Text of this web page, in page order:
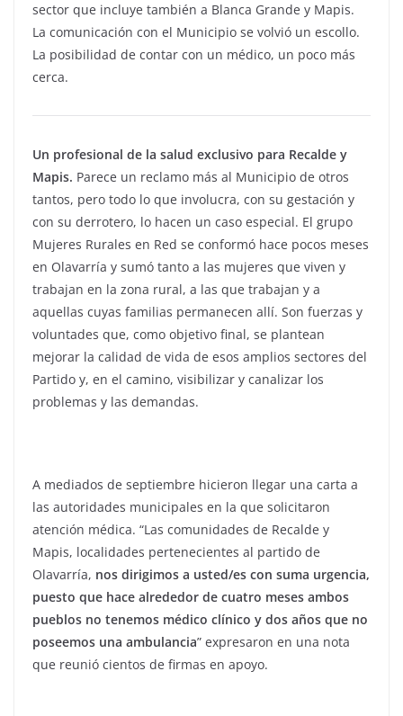
sector que incluye también a Blanca Grande y Mapis.
La comunicación con el Municipio se volvió un escollo.
La posibilidad de contar con un médico, un poco más
cerca.
Un profesional de la salud exclusivo para Recalde y
Mapis. Parece un reclamo más al Municipio de otros
tantos, pero todo lo que involucra, con su gestación y
con su derrotero, lo hacen un caso especial. El grupo
Mujeres Rurales en Red se conformó hace pocos meses
en Olavarría y sumó tanto a las mujeres que viven y
trabajan en la zona rural, a las que trabajan y a
aquellas cuyas familias permanecen allí. Son fuerzas y
voluntades que, como objetivo final, se plantean
mejorar la calidad de vida de esos amplios sectores del
Partido y, en el camino, visibilizar y canalizar los
problemas y las demandas.
A mediados de septiembre hicieron llegar una carta a
las autoridades municipales en la que solicitaron
atención médica. “Las comunidades de Recalde y
Mapis, localidades pertenecientes al partido de
Olavarría, nos dirigimos a usted/es con suma urgencia,
puesto que hace alrededor de cuatro meses ambos
pueblos no tenemos médico clínico y dos años que no
poseemos una ambulancia” expresaron en una nota
que reunió cientos de firmas en apoyo.